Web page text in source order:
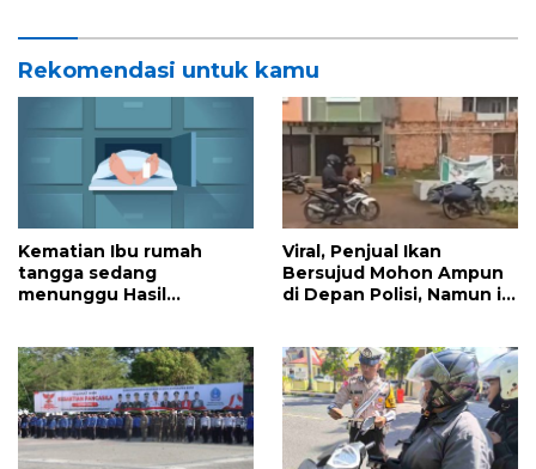
Rekomendasi untuk kamu
Kematian Ibu rumah
tangga sedang
menunggu Hasil
Viral, Penjual Ikan
Bersujud Mohon Ampun
di Depan Polisi, Namun ini